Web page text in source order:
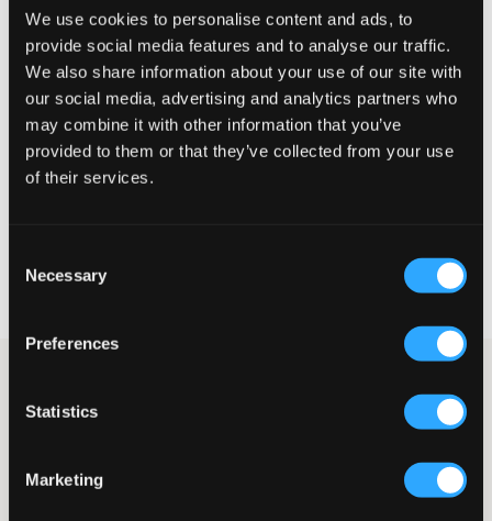
We use cookies to personalise content and ads, to
provide social media features and to analyse our traffic.
We also share information about your use of our site with
our social media, advertising and analytics partners who
may combine it with other information that you’ve
provided to them or that they’ve collected from your use
of their services.
Selection
Necessary
Preferences
Statistics
Marketing
Mål foten for å velge riktig størrelse
Opplevd størrelse
Liten Riktig Stor
STØRRELSESTABELL
Rask levering
Fri frakt over 999 kr
3 cm og det er svarte lisser øverst. Disse joggeskoene har et
enkelt design som gjør at de passer til det aller meste.
Snøring
Sålehøyde: 3 cm